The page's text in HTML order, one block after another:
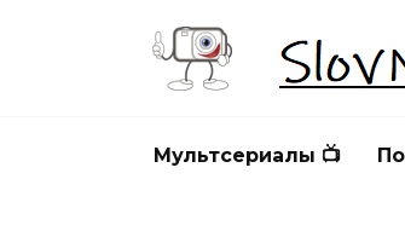
Мультсериалы 📺